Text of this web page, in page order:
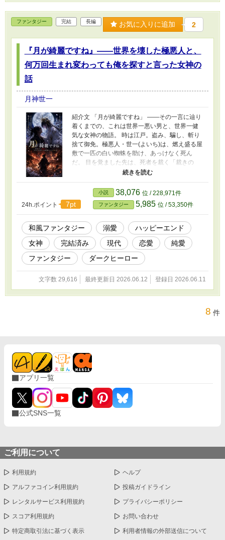
ファンタジー 完結 長編 お気に入りに追加 2
『月が綺麗ですね』——世界を壊した極悪人と、
何万回生まれ変わっても俺を探すと言った女神の
話
月神世一
紹介文 「月が綺麗ですね」 ——その一言に辿り
着くまでの、これは世界一悪い男と、世界一健
気な女神の物語。 時は江戸。盗み、騙し、斬り
捨て御免。極悪人・世一(よいち)は、燃え盛る屋
敷で一匹の白い蜘蛛を助け、あっけなく死ん
だ。 目を覚ました先は、死者を裁く「裁きの
間」。そこにいたのは、ガチガチに緊張した天
界の姫。 千年もの間、「金をくれ」「力をく
れ」と願われ続け、誰にも"自分自身"を見てもら
えなかった女神だった。 「私、ずっと……貴方
様を見ていました」 あの白い蜘蛛の正体は、彼
女。 自由に生きる極悪人に焦がれ、こっそり下
界に降りては、彼を見つめ続けていた——。 下
された裁定は、明朝、魂の消滅。 だが男は煙を
吐いて笑う。 「ちょうどいい。退屈してたとこ
だ」 神に喧嘩を売った極悪人は、たった一人の
女神のために、世界の全部を壊しにいく。 ※最
終話まで完結保証。最後のページで、タイトル
の意味が分かります。
24h.ポイント 7pt
小説 38,076 位 / 228,971件
ファンタジー 5,985 位 / 53,350件
和風ファンタジー 溺愛
ハッピーエンド
女神
完結済み 現代 恋愛
純愛
ファンタジー
ダークヒーロー
文字数 29,616 最終更新日 2026.06.12 登録日 2026.06.11
8 件
アプリ一覧
公式SNS一覧
ご利用について
利用規約 ヘルプ
アルファコイン利用規約 投稿ガイドライン
レンタルサービス利用規約 プライバシーポリシー
スコア利用規約 お問い合わせ
特定商取引法に基づく表示 利用者情報の外部送信について